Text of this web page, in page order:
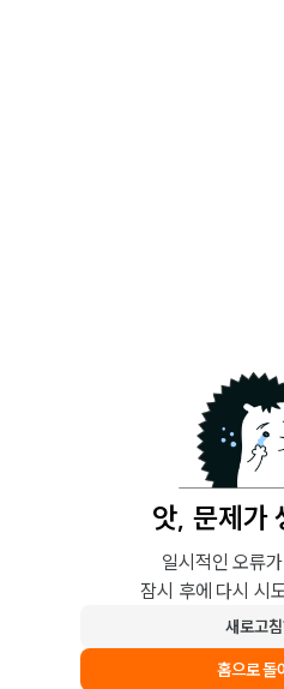
앗, 문제가
일시적인 오류
잠시 후에 다시 시
새로고
홈으로 돌